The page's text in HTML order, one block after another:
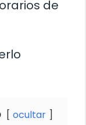
de
ocultar